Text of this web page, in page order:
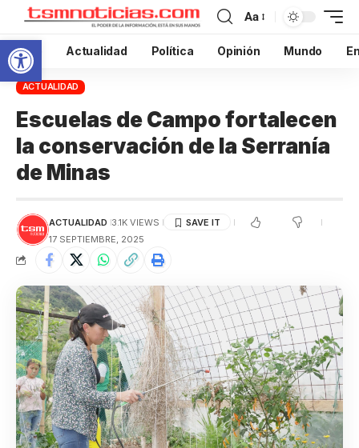
Abrir barra de herramientas
Aa
Inicio Actualidad Política Opinión Mundo
ACTUALIDAD
Escuelas de Campo fortalecen
la conservación de la Serranía
de Minas
ACTUALIDAD 3.1K VIEWS
17 SEPTIEMBRE, 2025